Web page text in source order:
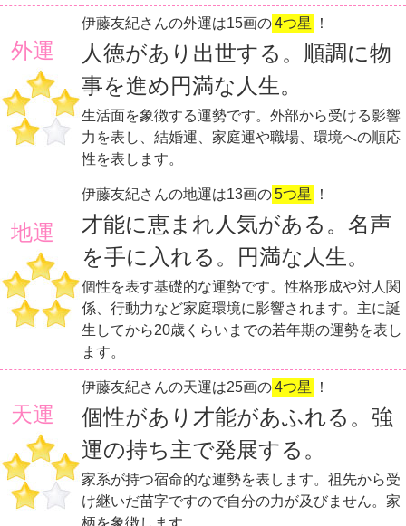
外運
伊藤友紀さんの外運は15画の4つ星 ！
人徳があり出世する。順調に物
事を進め円満な人生。
生活面を象徴する運勢です。外部から受ける影響
力を表し、結婚運、家庭運や職場、環境への順応
性を表します。
地運
伊藤友紀さんの地運は13画の5つ星 ！
才能に恵まれ人気がある。名声
を手に入れる。円満な人生。
個性を表す基礎的な運勢です。性格形成や対人関
係、行動力など家庭環境に影響されます。主に誕
生してから20歳くらいまでの若年期の運勢を表し
ます。
天運
伊藤友紀さんの天運は25画の4つ星 ！
個性があり才能があふれる。強
運の持ち主で発展する。
家系が持つ宿命的な運勢を表します。祖先から受
け継いだ苗字ですので自分の力が及びません。家
柄を象徴します。